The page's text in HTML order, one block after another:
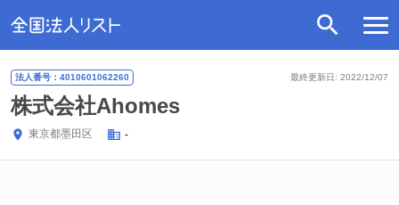
最終更新日: 2022/12/07
法人番号：4010601062260
株式会社Ahomes
東京都墨田区 -